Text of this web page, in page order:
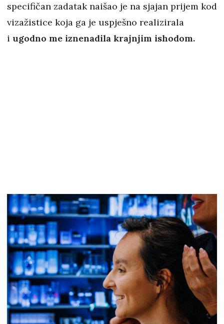
specifičan zadatak naišao je na sjajan prijem kod
vizažistice koja ga je uspješno realizirala
i ugodno me iznenadila krajnjim ishodom.